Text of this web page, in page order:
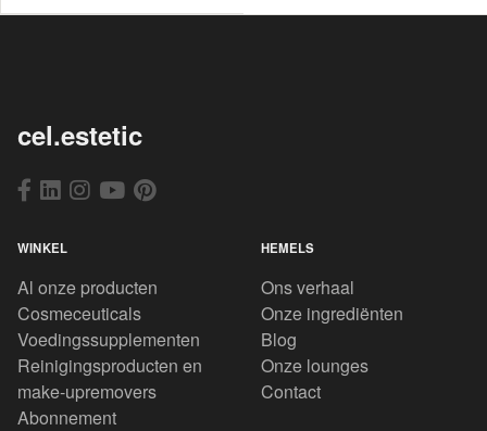
cel.estetic
WINKEL
Al onze producten
Cosmeceuticals
Voedingssupplementen
Reinigingsproducten en
make-upremovers
Abonnement
HEMELS
Ons verhaal
Onze ingrediënten
Blog
Onze lounges
Contact